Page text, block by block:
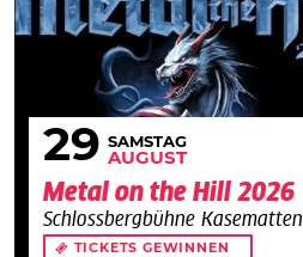
29 SAMSTAG
AUGUST
Metal on the Hill 2026
Schlossbergbühne Kasematten
TICKETS GEWINNEN